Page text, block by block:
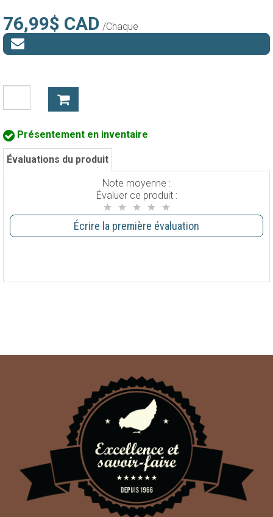
76,99$ CAD /Chaque
Présentement en inventaire
Évaluations du produit
Note moyenne :
Évaluer ce produit :
Écrire la première évaluation